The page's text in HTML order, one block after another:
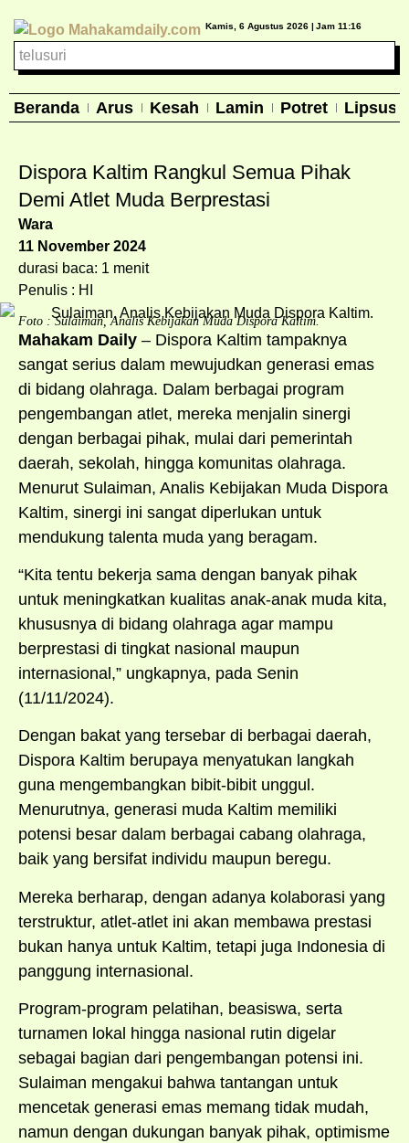
Kamis, 6 Agustus 2026 | Jam 11:16
Beranda Arus Kesah Lamin Potret Lipsus
Dispora Kaltim Rangkul Semua Pihak
Demi Atlet Muda Berprestasi
Wara
11 November 2024
durasi baca: 1 menit
Penulis : HI
Foto : Sulaiman, Analis Kebijakan Muda Dispora Kaltim.
Mahakam Daily – Dispora Kaltim tampaknya
sangat serius dalam mewujudkan generasi emas
di bidang olahraga. Dalam berbagai program
pengembangan atlet, mereka menjalin sinergi
dengan berbagai pihak, mulai dari pemerintah
daerah, sekolah, hingga komunitas olahraga.
Menurut Sulaiman, Analis Kebijakan Muda Dispora
Kaltim, sinergi ini sangat diperlukan untuk
mendukung talenta muda yang beragam.
“Kita tentu bekerja sama dengan banyak pihak
untuk meningkatkan kualitas anak-anak muda kita,
khususnya di bidang olahraga agar mampu
berprestasi di tingkat nasional maupun
internasional,” ungkapnya, pada Senin
(11/11/2024).
Dengan bakat yang tersebar di berbagai daerah,
Dispora Kaltim berupaya menyatukan langkah
guna mengembangkan bibit-bibit unggul.
Menurutnya, generasi muda Kaltim memiliki
potensi besar dalam berbagai cabang olahraga,
baik yang bersifat individu maupun beregu.
Mereka berharap, dengan adanya kolaborasi yang
terstruktur, atlet-atlet ini akan membawa prestasi
bukan hanya untuk Kaltim, tetapi juga Indonesia di
panggung internasional.
Program-program pelatihan, beasiswa, serta
turnamen lokal hingga nasional rutin digelar
sebagai bagian dari pengembangan potensi ini.
Sulaiman mengakui bahwa tantangan untuk
mencetak generasi emas memang tidak mudah,
namun dengan dukungan banyak pihak, optimisme